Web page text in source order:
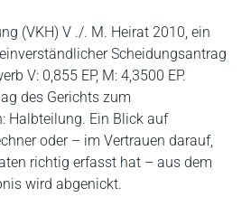
(VKH) V ./. M. Heirat 2010, ein
Scheidungsantrag
V: 0,855 EP, M: 4,3500 EP.
des Gerichts zum
Halbteilung. Ein Blick auf
oder – im Vertrauen darauf,
richtig erfasst hat – aus dem
wird abgenickt.